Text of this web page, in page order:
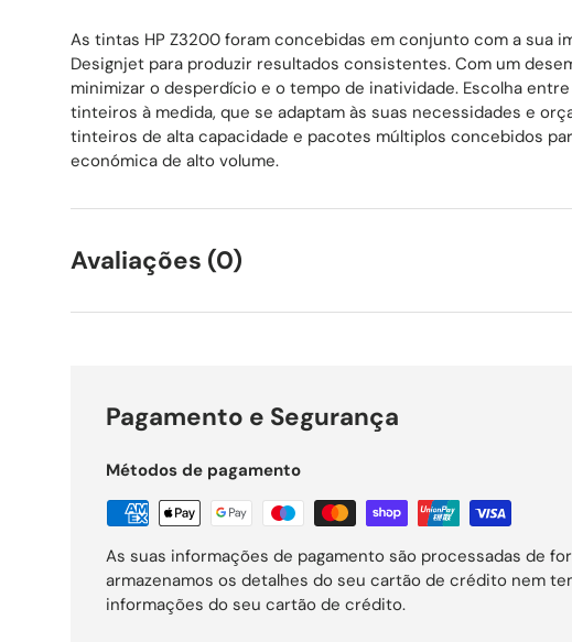
As tintas HP Z3200 foram concebidas em conjunto com a sua
Designjet para produzir resultados consistentes. Com um
minimizar o desperdício e o tempo de inatividade. Escolha
tinteiros à medida, que se adaptam às suas necessidades e
tinteiros de alta capacidade e pacotes múltiplos concebidos
económica de alto volume.
Avaliações (0)
Pagamento e Segurança
Métodos de pagamento
As suas informações de pagamento são processadas de
armazenamos os detalhes do seu cartão de crédito nem
informações do seu cartão de crédito.